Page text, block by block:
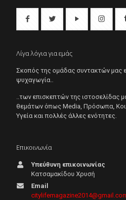
Λίγα λόγια για εμάς
Σκοπός της ομάδας συντακτών μας
ψυχαγωγία..
..των επισκεπτών της ιστοσελίδας
θεμάτων όπως Μedia, Πρόσωπα,
Υγεία και πολλές άλλες ενότητες.
Επικοινωνία
Υπεύθυνη επικοινωνίας
Κατσαμακίδου Χρυσή
Email